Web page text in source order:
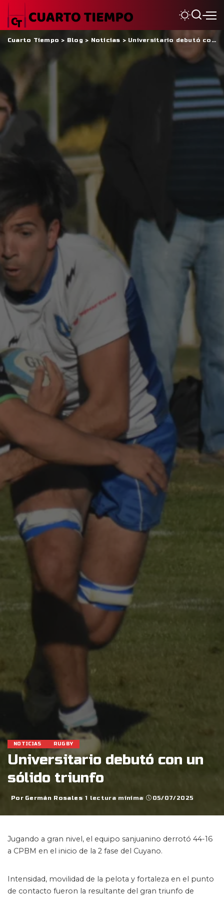
Cuarto Tiempo > Blog> Noticias > Universitario debutó con un sólido triunfo
NOTICIAS RUGBY
Universitario debutó con un
sólido triunfo
Posted
Por Germán Rosales 1 lectura mínima 05/07/2025
Jugando a gran nivel, el equipo sanjuanino derrotó 44-16
a CPBM en el inicio de la 2 fase del Cuyano.
Intensidad, movilidad de la pelota y fortaleza en el punto
de contacto fueron la resultante del gran triunfo de